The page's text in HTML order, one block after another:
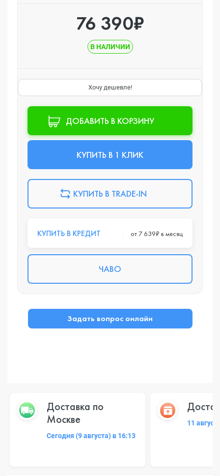
76 390₽
В НАЛИЧИИ
Хочу дешевле!
ДОБАВИТЬ В КОРЗИНУ
КУПИТЬ В 1 КЛИК
КУПИТЬ В TRADE-IN
КУПИТЬ В КРЕДИТ от 7 639₽ в месяц
ЧАВО
Задать вопрос онлайн
Доставка по
Москве
Сегодня (9 августа) в 16:13
11